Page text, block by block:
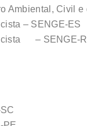
Civil
– SENGE-ES
– SENGE-